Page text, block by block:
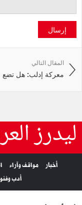
إرسال
المقال التالي
معركة إدلب: هل تضع
ليدرز
أخبار مواقف وآراء
أدب